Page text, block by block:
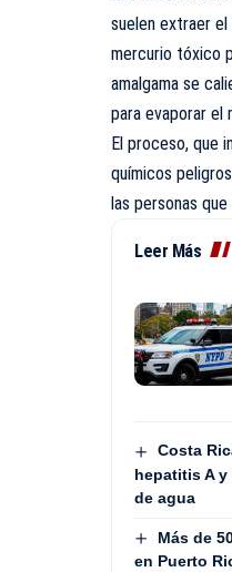
suelen extraer
mercurio tóxico
amalgama se
para evaporar el
El proceso, que
químicos
las personas
Leer Más
Costa
hepatitis A
de agua
Más de
en Puerto